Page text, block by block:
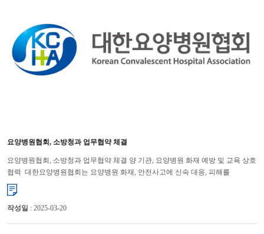
요양병원협회, 소방청과 업무협약 체결
요양병원협회, 소방청과 업무협약 체결 양 기관, 요양병원 화재 예방 및 교육 상호
협력 대한요양병원협회는 요양병원 화재, 안전사고에 신속 대응, 피해를
최소화하기 위해 소방청과 업무협약을 체결했다. ...
작성일 : 2025-03-20